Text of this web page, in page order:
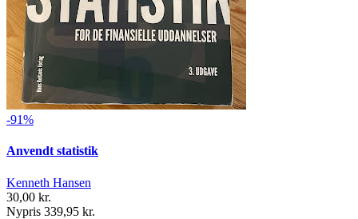
-91%
Anvendt statistik
Kenneth Hansen
30,00 kr.
Nypris 339,95 kr.